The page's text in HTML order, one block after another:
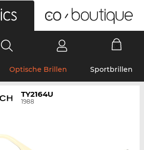
Optische Brillen Sportbrillen
TY2164U
1988